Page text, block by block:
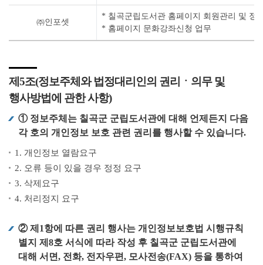
㈜인포셋
* 칠곡군립도서관 홈페이지 회원관리 및 정
* 홈페이지 문화강좌신청 업무
제5조(정보주체와 법정대리인의 권리ㆍ의무 및
행사방법에 관한 사항)
① 정보주체는 칠곡군 군립도서관에 대해 언제든지 다음
각 호의 개인정보 보호 관련 권리를 행사할 수 있습니다.
1. 개인정보 열람요구
2. 오류 등이 있을 경우 정정 요구
3. 삭제요구
4. 처리정지 요구
② 제1항에 따른 권리 행사는 개인정보보호법 시행규칙
별지 제8호 서식에 따라 작성 후 칠곡군 군립도서관에
대해 서면, 전화, 전자우편, 모사전송(FAX) 등을 통하여